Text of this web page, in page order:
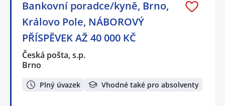
Bankovní poradce/kyně, Brno,
Královo Pole, NÁBOROVÝ
PŘÍSPĚVEK AŽ 40 000 KČ
Česká pošta, s.p.
Brno
Plný úvazek Vhodné také pro absolventy